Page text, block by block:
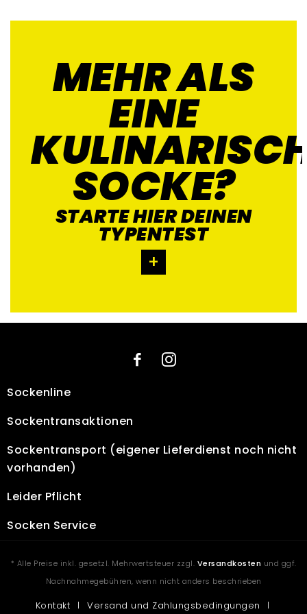
MEHR ALS
EINE
SOCKE?
STARTE HIER DEINEN
TYPEN­TEST
+
Sockenline
Socken­transaktionen
Sockentransport (eigener Lieferdienst noch nicht
vorhanden)
Leider Pflicht
Socken Service
* Alle Preise inkl. gesetzl. Mehrwertsteuer zzgl. Versandkosten und ggf.
Nachnahmegebühren, wenn nicht anders beschrieben
Kontakt Versand und Zahlungsbedingungen